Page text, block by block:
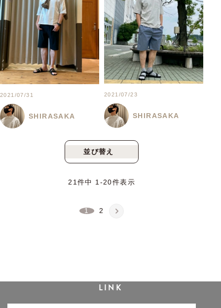
2021/07/31
SHIRASAKA
2021/07/23
SHIRASAKA
並び替え
21 件中 1 -20件表示
1 2
LINK